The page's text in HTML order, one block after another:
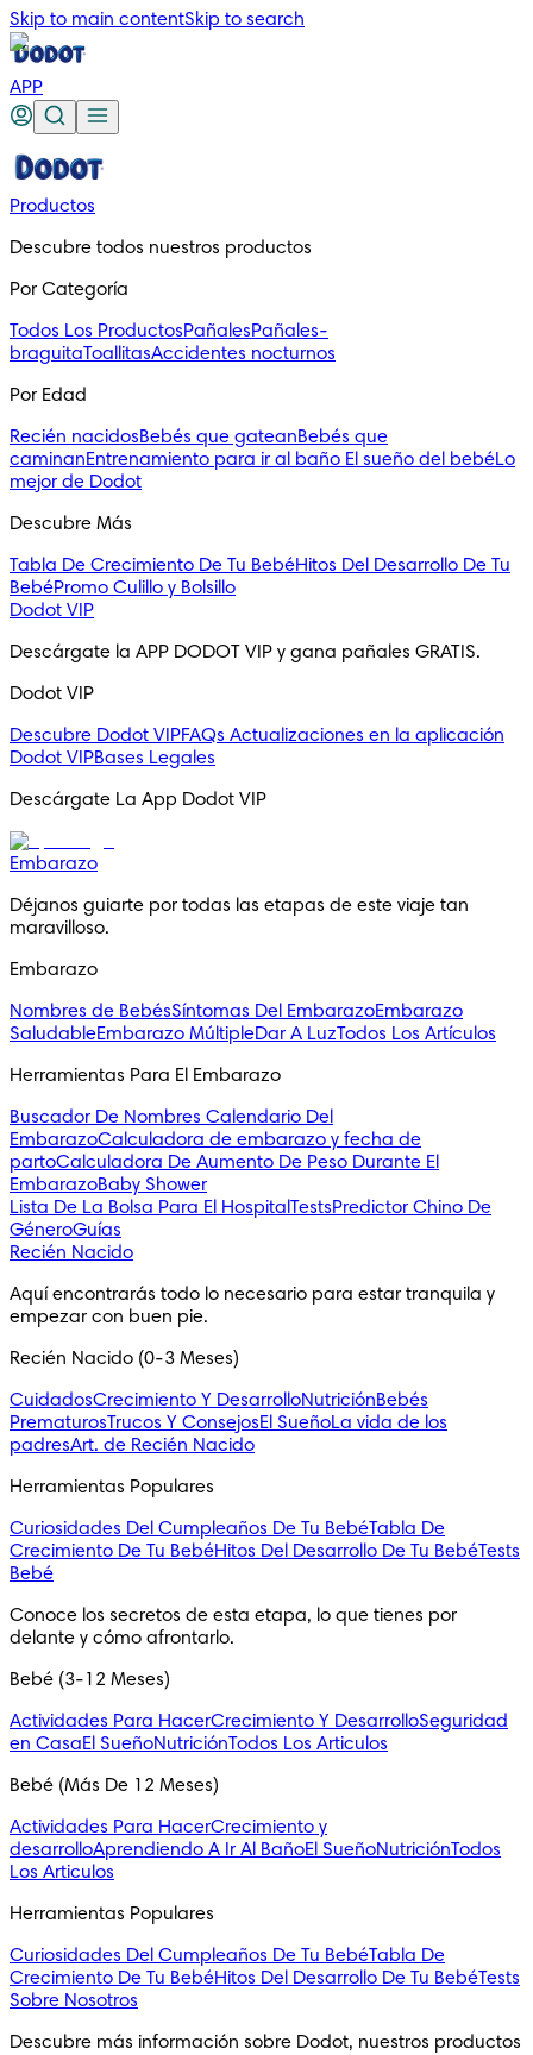
Skip to main contentSkip to search
APP
Productos
Descubre todos nuestros productos
Por Categoría
Todos Los ProductosPañalesPañales-
braguitaToallitasAccidentes nocturnos
Por Edad
Recién nacidosBebés que gateanBebés que
caminanEntrenamiento para ir al baño El sueño del bebéLo
mejor de Dodot
Descubre Más
Tabla De Crecimiento De Tu BebéHitos Del Desarrollo De Tu
BebéPromo Culillo y Bolsillo
Dodot VIP
Descárgate la APP DODOT VIP y gana pañales GRATIS.
Dodot VIP
Descubre Dodot VIPFAQs Actualizaciones en la aplicación
Dodot VIPBases Legales
Descárgate La App Dodot VIP
Embarazo
Déjanos guiarte por todas las etapas de este viaje tan
maravilloso.
Embarazo
Nombres de BebésSíntomas Del EmbarazoEmbarazo
SaludableEmbarazo MúltipleDar A LuzTodos Los Artículos
Herramientas Para El Embarazo
Buscador De Nombres Calendario Del
EmbarazoCalculadora de embarazo y fecha de
partoCalculadora De Aumento De Peso Durante El
EmbarazoBaby Shower
Lista De La Bolsa Para El Hospital TestsPredictor Chino De
GéneroGuías
Recién Nacido
Aquí encontrarás todo lo necesario para estar tranquila y
empezar con buen pie.
Recién Nacido (0-3 Meses)
CuidadosCrecimiento Y DesarrolloNutriciónBebés
PrematurosTrucos Y ConsejosEl SueñoLa vida de los
padresArt. de Recién Nacido
Herramientas Populares
Curiosidades Del Cumpleaños De Tu BebéTabla De
Crecimiento De Tu BebéHitos Del Desarrollo De Tu BebéTests
Bebé
Conoce los secretos de esta etapa, lo que tienes por
delante y cómo afrontarlo.
Bebé (3-12 Meses)
Actividades Para HacerCrecimiento Y DesarrolloSeguridad
en CasaEl SueñoNutriciónTodos Los Articulos
Bebé (Más De 12 Meses)
Actividades Para HacerCrecimiento y
desarrolloAprendiendo A Ir Al BañoEl SueñoNutriciónTodos
Los Articulos
Herramientas Populares
Curiosidades Del Cumpleaños De Tu BebéTabla De
Crecimiento De Tu BebéHitos Del Desarrollo De Tu BebéTests
Sobre Nosotros
Descubre más información sobre Dodot, nuestros productos